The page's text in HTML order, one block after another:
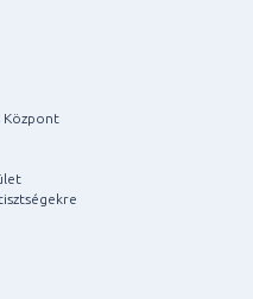
Központ